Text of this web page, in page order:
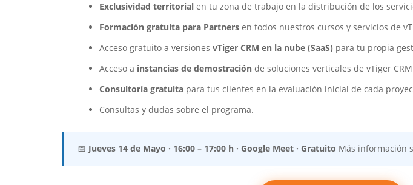
Exclusividad territorial en tu zona de trabajo en la distribución de los
Formación gratuita para Partners en todos nuestros cursos y servicios de
Acceso gratuito a versiones vTiger CRM en la nube (SaaS) para tu propia
Acceso a instancias de demostración de soluciones verticales de vTiger
Consultoría gratuita para tus clientes en la evaluación inicial de cada
Consultas y dudas sobre el programa.
📅 Jueves 14 de Mayo · 16:00 – 17:00 h · Google Meet · Gratuito Más información